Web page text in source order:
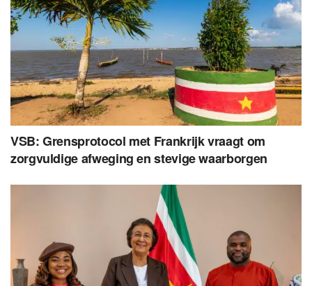
VSB: Grensprotocol met Frankrijk vraagt om
zorgvuldige afweging en stevige waarborgen